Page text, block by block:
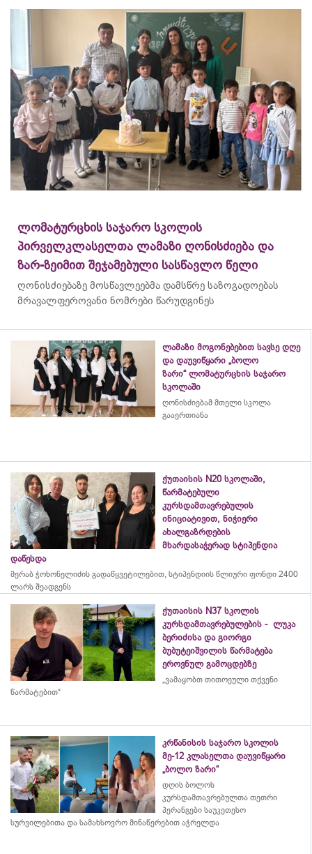
ლომატურცხის საჯარო სკოლის
პირველკლასელთა ლამაზი ღონისძიება და
ზარ-ზეიმით შეჯამებული სასწავლო წელი
ღონისძიებაზე მოსწავლეებმა დამსწრე საზოგადოებას
მრავალფეროვანი ნომრები წარუდგინეს
ლამაზი მოგონებებით სავსე დღე
და დაუვიწყარი „ბოლო
ზარი“ ლომატურცხის საჯარო
სკოლაში
ღონისძიებამ მთელი სკოლა
გააერთიანა
ქუთაისის N20 სკოლაში,
წარმატებული
კურსდამთავრებულის
ინიციატივით, ნიჭიერი
ახალგაზრდების
მხარდასაჭერად სტიპენდია
დაწესდა
მერაბ ჭოხონელიძის გადაწყვეტილებით, სტიპენდიის წლიური ფონდი 2400
ლარს შეადგენს
ქუთაისის N37 სკოლის
კურსდამთავრებულების - ლუკა
ბერიძისა და გიორგი
ბუბუტეიშვილის წარმატება
ეროვნულ გამოცდებზე
„ვამაყობთ თითოეული თქვენი
წარმატებით“
კრწანისის საჯარო სკოლის
მე-12 კლასელთა დაუვიწყარი
„ბოლო ზარი“
დღის ბოლოს
კურსდამთავრებულთა თეთრი
პერანგები საუკეთესო
სურვილებითა და სამახსოვრო მინაწერებით აჭრელდა